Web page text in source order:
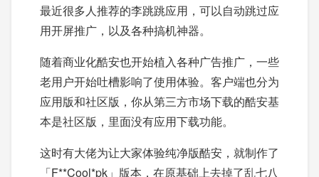
最近很多人推荐的李跳跳应用，可以自动跳过应
用开屏推广，以及各种搞机神器。
随着商业化酷安也开始植入各种广告推广，一些
老用户开始吐槽影响了使用体验。客户端也分为
应用版和社区版，你从第三方市场下载的酷安基
本是社区版，里面没有应用下载功能。
这时有大佬为让大家体验纯净版酷安，就制作了
「F**Cool*pk」版本，在原基础上去掉了乱七八